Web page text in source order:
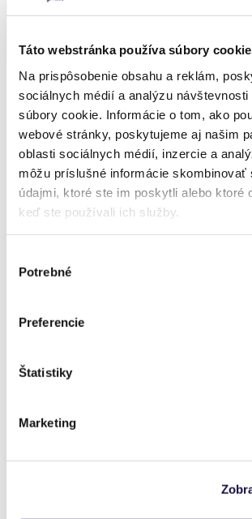
Táto webstránka používa súbory
Na prispôsobenie obsahu a reklám,
sociálnych médií a analýzu návštevnosti
súbory cookie. Informácie o tom, ako
webové stránky, poskytujeme aj našim
oblasti sociálnych médií, inzercie a
môžu príslušné informácie skombinovať
údajmi, ktoré ste im poskytli alebo ktoré
keď ste používali ich služby.
súhlasu
Potrebné
Preferencie
Štatistiky
Marketing
Pergolák
Télikertek
Kerti házak
Konfigurátorok
Megvalósítások
Rólunk
PANOGLASS Alumínium pergola
üveggel
Részletek